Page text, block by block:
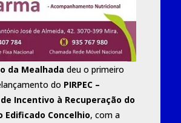
da Mealhada deu o primeiro
do PIRPEC –
Incentivo à Recuperação do
Edificado Concelhio, com a